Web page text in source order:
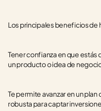
Los principales beneficios de
Tener confianza en que
un producto o idea de
Te permite avanzar en un
robusta para captar